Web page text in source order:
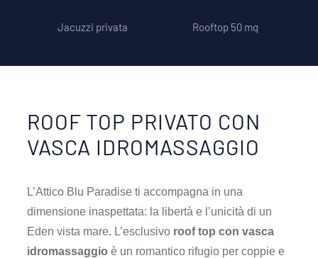
Jacuzzi privata Rooftop 50 mq
ROOF TOP PRIVATO CON
VASCA IDROMASSAGGIO
L’Attico Blu Paradise ti accompagna in una
dimensione inaspettata: la libertà e l’unicità di un
Eden vista mare. L’esclusivo roof top con vasca
idromassaggio è un romantico rifugio per coppie e